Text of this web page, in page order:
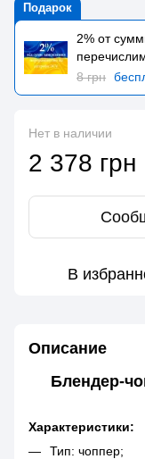
Подарок
2% от
8 грн
Нет в наличии
2 378 грн
В
Описание
Блендер-
Характеристики:
Тип: чоппер;